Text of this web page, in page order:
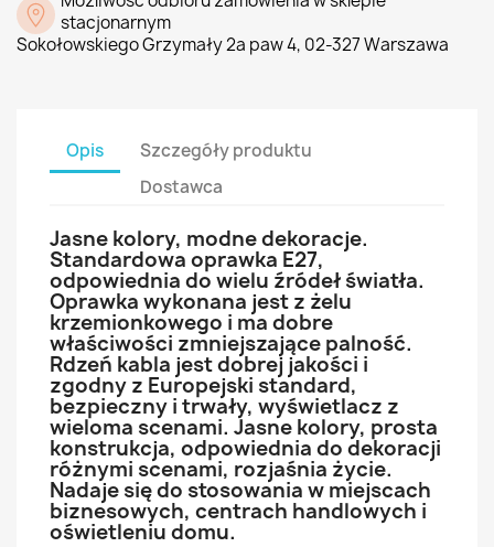
stacjonarnym
Sokołowskiego Grzymały 2a paw 4, 02-327 Warszawa
Opis
Szczegóły produktu
Dostawca
Jasne kolory, modne dekoracje.
Standardowa oprawka E27,
odpowiednia do wielu źródeł światła.
Oprawka wykonana jest z żelu
krzemionkowego i ma dobre
właściwości zmniejszające palność.
Rdzeń kabla jest dobrej jakości i
zgodny z Europejski standard,
bezpieczny i trwały, wyświetlacz z
wieloma scenami. Jasne kolory, prosta
konstrukcja, odpowiednia do dekoracji
różnymi scenami, rozjaśnia życie.
Nadaje się do stosowania w miejscach
biznesowych, centrach handlowych i
oświetleniu domu.